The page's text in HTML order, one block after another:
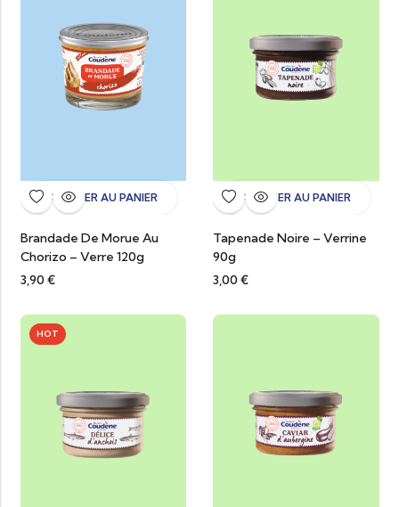
AJOUTER AU PANIER
Brandade De Morue Au
Chorizo – Verre 120g
3,90 €
AJOUTER AU PANIER
Tapenade Noire – Verrine
90g
3,00 €
HOT